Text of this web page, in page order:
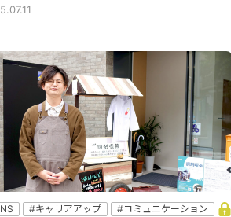
#キャリアアップ
#コミュニケーション